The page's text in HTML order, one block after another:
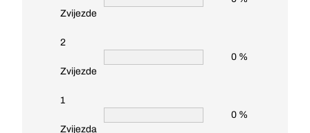
Zvijezde
2
Zvijezde
0 %
1
Zvijezda
0 %